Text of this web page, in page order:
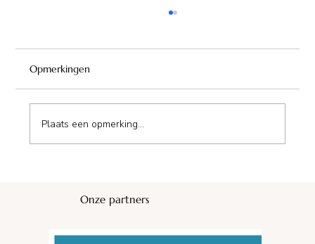
Camping Munincipal Les Lucs
Opmerkingen
Plaats een opmerking...
Onze partners